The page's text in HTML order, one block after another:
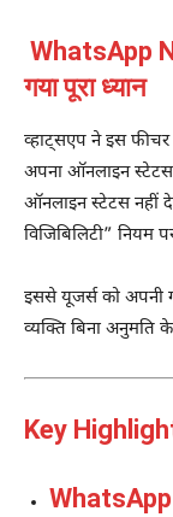
WhatsApp
गया पूरा ध्यान
व्हाट्सएप ने इस फीचर
अपना ऑनलाइन स्टेटस
ऑनलाइन स्टेटस नहीं
विजिबिलिटी” नियम
इससे यूजर्स को अपनी
व्यक्ति बिना अनुमति
Key